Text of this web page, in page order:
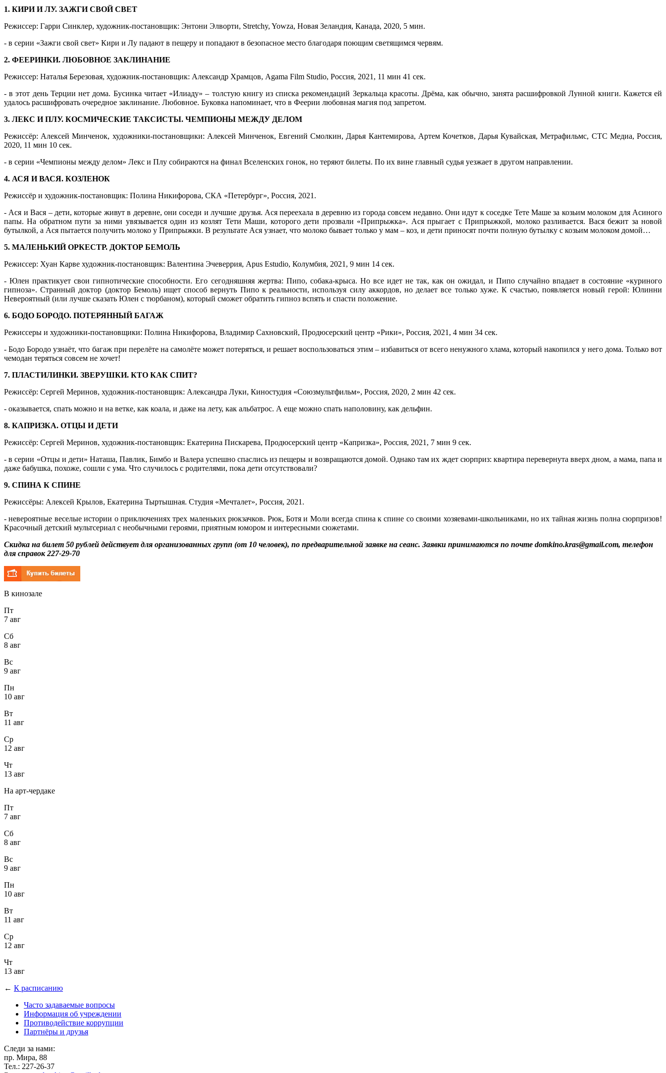
1. КИРИ И ЛУ. ЗАЖГИ СВОЙ СВЕТ
Режиссер: Гарри Синклер, художник-постановщик: Энтони Элворти, Stretchy, Yowza, Новая Зеландия, Канада, 2020, 5 мин.
- в серии «Зажги свой свет» Кири и Лу падают в пещеру и попадают в безопасное место благодаря поющим светящимся червям.
2. ФЕЕРИНКИ. ЛЮБОВНОЕ ЗАКЛИНАНИЕ
Режиссер: Наталья Березовая, художник-постановщик: Александр Храмцов, Agama Film Studio, Россия, 2021, 11 мин 41 сек.
- в этот день Терции нет дома. Бусинка читает «Илиаду» – толстую книгу из списка рекомендаций Зеркальца красоты. Дрёма, как обычно, занята расшифровкой Лунной книги. Кажется ей
удалось расшифровать очередное заклинание. Любовное. Буковка напоминает, что в Феерии любовная магия под запретом.
3. ЛЕКС И ПЛУ. КОСМИЧЕСКИЕ ТАКСИСТЫ. ЧЕМПИОНЫ МЕЖДУ ДЕЛОМ
Режиссёр: Алексей Минченок, художники-постановщики: Алексей Минченок, Евгений Смолкин, Дарья Кантемирова, Артем Кочетков, Дарья Кувайская, Метрафильмс, СТС Медиа, Россия,
2020, 11 мин 10 сек.
- в серии «Чемпионы между делом» Лекс и Плу собираются на финал Вселенских гонок, но теряют билеты. По их вине главный судья уезжает в другом направлении.
4. АСЯ И ВАСЯ. КОЗЛЕНОК
Режиссёр и художник-постановщик: Полина Никифорова, СКА «Петербург», Россия, 2021.
- Ася и Вася – дети, которые живут в деревне, они соседи и лучшие друзья. Ася переехала в деревню из города совсем недавно. Они идут к соседке Тете Маше за козьим молоком для Асиного
папы. На обратном пути за ними увязывается один из козлят Тети Маши, которого дети прозвали «Припрыжка». Ася прыгает с Припрыжкой, молоко разливается. Вася бежит за новой
бутылкой, а Ася пытается получить молоко у Припрыжки. В результате Ася узнает, что молоко бывает только у мам – коз, и дети приносят почти полную бутылку с козьим молоком домой…
5. МАЛЕНЬКИЙ ОРКЕСТР. ДОКТОР БЕМОЛЬ
Режиссер: Хуан Карве художник-постановщик: Валентина Эчеверрия, Apus Estudio, Колумбия, 2021, 9 мин 14 сек.
- Юлен практикует свои гипнотические способности. Его сегодняшняя жертва: Пипо, собака-крыса. Но все идет не так, как он ожидал, и Пипо случайно впадает в состояние «куриного
гипноза». Странный доктор (доктор Бемоль) ищет способ вернуть Пипо к реальности, используя силу аккордов, но делает все только хуже. К счастью, появляется новый герой: Юлинни
Невероятный (или лучше сказать Юлен с тюрбаном), который сможет обратить гипноз вспять и спасти положение.
6. БОДО БОРОДО. ПОТЕРЯННЫЙ БАГАЖ
Режиссеры и художники-постановщики: Полина Никифорова, Владимир Сахновский, Продюсерский центр «Рики», Россия, 2021, 4 мин 34 сек.
- Бодо Бородо узнаёт, что багаж при перелёте на самолёте может потеряться, и решает воспользоваться этим – избавиться от всего ненужного хлама, который накопился у него дома. Только вот
чемодан теряться совсем не хочет!
7. ПЛАСТИЛИНКИ. ЗВЕРУШКИ. КТО КАК СПИТ?
Режиссёр: Сергей Меринов, художник-постановщик: Александра Луки, Киностудия «Союзмультфильм», Россия, 2020, 2 мин 42 сек.
- оказывается, спать можно и на ветке, как коала, и даже на лету, как альбатрос. А еще можно спать наполовину, как дельфин.
8. КАПРИЗКА. ОТЦЫ И ДЕТИ
Режиссёр: Сергей Меринов, художник-постановщик: Екатерина Пискарева, Продюсерский центр «Капризка», Россия, 2021, 7 мин 9 сек.
- в серии «Отцы и дети» Наташа, Павлик, Бимбо и Валера успешно спаслись из пещеры и возвращаются домой. Однако там их ждет сюрприз: квартира перевернута вверх дном, а мама, папа и
даже бабушка, похоже, сошли с ума. Что случилось с родителями, пока дети отсутствовали?
9. СПИНА К СПИНЕ
Режиссёры: Алексей Крылов, Екатерина Тыртышная. Студия «Мечталет», Россия, 2021.
- невероятные веселые истории о приключениях трех маленьких рюкзачков. Рюк, Ботя и Моли всегда спина к спине со своими хозяевами-школьниками, но их тайная жизнь полна сюрпризов!
Красочный детский мультсериал с необычными героями, приятным юмором и интересными сюжетами.
Скидка на билет 50 рублей действует для организованных групп (от 10 человек), по предварительной заявке на сеанс. Заявки принимаются по почте domkino.kras@gmail.com, телефон
для справок 227-29-70
В кинозале
Пт
7 авг
Сб
8 авг
Вс
9 авг
Пн
10 авг
Вт
11 авг
Ср
12 авг
Чт
13 авг
На арт-чердаке
Пт
7 авг
Сб
8 авг
Вс
9 авг
Пн
10 авг
Вт
11 авг
Ср
12 авг
Чт
13 авг
← К расписанию
Часто задаваемые вопросы
Информация об учреждении
Противодействие коррупции
Партнёры и друзья
Следи за нами:
пр. Мира, 88
Тел.: 227-26-37